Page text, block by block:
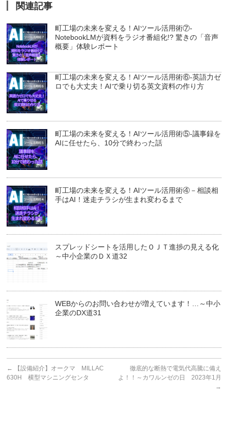
関連記事
町工場の未来を変える！AIツール活用術⑦-
NotebookLMが資料をラジオ番組化!? 驚きの「音声
概要」体験レポート
町工場の未来を変える！AIツール活用術⑥-英語力ゼ
ロでも大丈夫！AIで乗り切る英文資料の作り方
町工場の未来を変える！AIツール活用術⑤-議事録を
AIに任せたら、10分で終わった話
町工場の未来を変える！AIツール活用術④－相談相
手はAI！迷走チラシが生まれ変わるまで
スプレッドシートを活用したＯＪＴ進捗の見える化
～中小企業のＤＸ道32
WEBからのお問い合わせが増えています！…～中小
企業のDX道31
←
【設備紹介】オークマ MILLAC
630H 横型マシニングセンタ
徹底的な断熱で電気代高騰に備え
よ！！～カワルンゼの日 2023年1月
→